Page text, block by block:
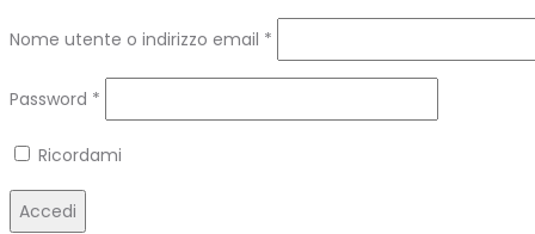
Nome utente o indirizzo email *
Password *
Ricordami
Accedi